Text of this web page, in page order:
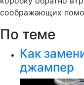
соображающих
По теме
Как
джампер